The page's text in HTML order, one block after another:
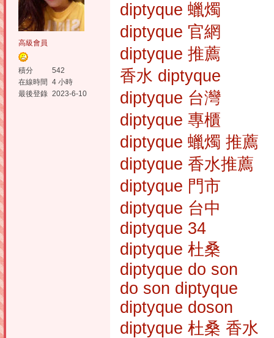
高級會員
積分
542
在線時間
4 小時
最後登錄 2023-6-10
diptyque 蠟燭
diptyque 官網
diptyque 推薦
香水 diptyque
diptyque 台灣
diptyque 專櫃
diptyque 蠟燭 推薦
diptyque 香水推薦
diptyque 門市
diptyque 台中
diptyque 34
diptyque 杜桑
diptyque do son
do son diptyque
diptyque doson
diptyque 杜桑 香水